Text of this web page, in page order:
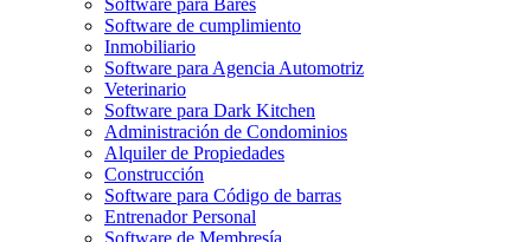
Software de cumplimiento
Inmobiliario
Software para Agencia Automotriz
Veterinario
Software para Dark Kitchen
Administración de Condominios
Alquiler de Propiedades
Construcción
Software para Código de barras
Entrenador Personal
Software de Membresía